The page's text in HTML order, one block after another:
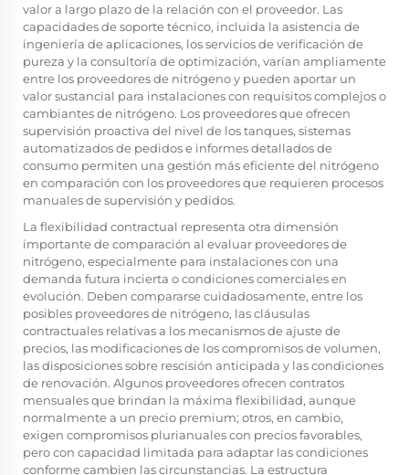
valor a largo plazo de la relación con el proveedor. Las
capacidades de soporte técnico, incluida la asistencia de
ingeniería de aplicaciones, los servicios de verificación de
pureza y la consultoría de optimización, varían ampliamente
entre los proveedores de nitrógeno y pueden aportar un
valor sustancial para instalaciones con requisitos complejos o
cambiantes de nitrógeno. Los proveedores que ofrecen
supervisión proactiva del nivel de los tanques, sistemas
automatizados de pedidos e informes detallados de
consumo permiten una gestión más eficiente del nitrógeno
en comparación con los proveedores que requieren procesos
manuales de supervisión y pedidos.
La flexibilidad contractual representa otra dimensión
importante de comparación al evaluar proveedores de
nitrógeno, especialmente para instalaciones con una
demanda futura incierta o condiciones comerciales en
evolución. Deben compararse cuidadosamente, entre los
posibles proveedores de nitrógeno, las cláusulas
contractuales relativas a los mecanismos de ajuste de
precios, las modificaciones de los compromisos de volumen,
las disposiciones sobre rescisión anticipada y las condiciones
de renovación. Algunos proveedores ofrecen contratos
mensuales que brindan la máxima flexibilidad, aunque
normalmente a un precio premium; otros, en cambio,
exigen compromisos plurianuales con precios favorables,
pero con capacidad limitada para adaptar las condiciones
conforme cambien las circunstancias. La estructura